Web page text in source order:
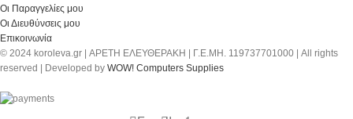
Οι Παραγγελίες μου
Οι Διευθύνσεις μου
Επικοινωνία
© 2024 koroleva.gr | ΑΡΕΤΗ ΕΛΕΥΘΕΡΑΚΗ | Γ.Ε.ΜΗ. 119737701000 | All rights
reserved | Developed by WOW! Computers Supplies